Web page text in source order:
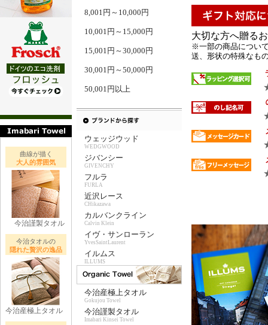
曲線が描く
大人的雰囲気
今治謹製タオル
今治タオルの
隠れた贅沢の逸品
今治産極上タオル
8,001円～10,000円
10,001円～15,000円
15,001円～30,000円
30,001円～50,000円
50,001円以上
ウェッジウッド
WEDGWOOD
ジバンシー
GIVENCHY
フルラ
FURLA
近沢レース
CHikazawa
カルバンクライン
Calvin Klein
イヴ・サンローラン
YvesSaintLaurent
イルムス
ILLUMS
今治産極上タオル
Gokujou Towel
今治謹製タオル
Imabari Kinsei Towel
大切な方へ贈る
※一部の商品につい
送、形状の特殊なも